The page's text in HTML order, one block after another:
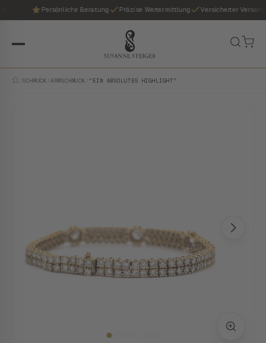
Persönliche Beratung Präzise Wertermittlung Versicherter Versand
SCHMUCK /ARMSCHMUCK "EIN ABSOLUTES HIGHLIGHT"